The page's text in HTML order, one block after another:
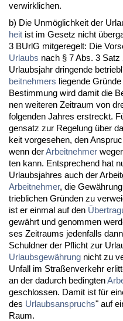
ver­wirk­li­chen.
b) Die Unmöglich­keit der
heit ist im Ge­setz nicht
3 BUrlG mit­ge­re­gelt: Die
Ur­laubs nach § 7 Abs. 3
Ur­laubs­jahr drin­gen­de
beit­neh­mers lie­gen­de
Be­stim­mung wird da­mit die
nen wei­te­ren Zeit­raum von
fol­gen­den Jah­res er­streckt.
gen­satz zur Re­ge­lung über
keit vor­ge­se­hen, den
wenn derAr­beit­neh­mer
ten kann. Ent­spre­chend hat
Ur­laubs­jah­res auch der
Ar­beit­neh­mer, die
trieb­li­chen Gründen zu
ist er ein­mal auf den
gewährt und ge­nom­men
ses Zeit­raums je­den­falls
Schuld­ner der Pflicht zur
Ur­laubs­gewährung nicht zu
Un­fall im Straßen­ver­kehr
an der da­durch be­ding­ten
ge­schlos­sen. Da­mit ist für
des Ur­laubs­an­spruchs" auf
Raum.